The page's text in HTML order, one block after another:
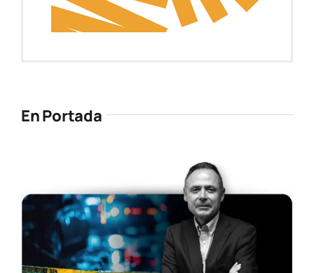
En Portada